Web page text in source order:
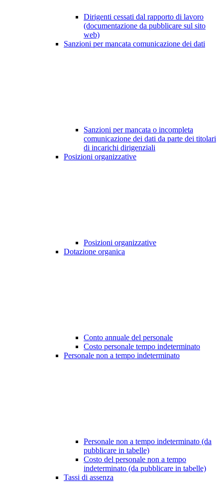
Dirigenti cessati dal rapporto di lavoro
(documentazione da pubblicare sul sito
web)
Sanzioni per mancata comunicazione dei dati
Sanzioni per mancata o incompleta
comunicazione dei dati da parte dei titolari
di incarichi dirigenziali
Posizioni organizzative
Posizioni organizzative
Dotazione organica
Conto annuale del personale
Costo personale tempo indeterminato
Personale non a tempo indeterminato
Personale non a tempo indeterminato (da
pubblicare in tabelle)
Costo del personale non a tempo
indeterminato (da pubblicare in tabelle)
Tassi di assenza